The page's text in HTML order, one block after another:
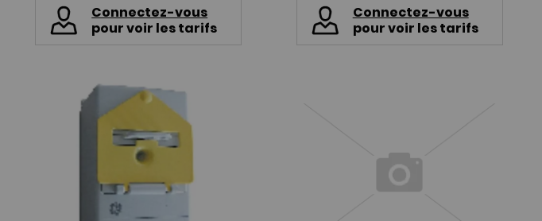
Connectez-vous
pour voir les tarifs
Connectez-vous
pour voir les tarifs